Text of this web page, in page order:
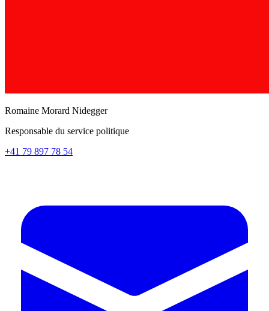
Romaine Morard Nidegger
Responsable du service politique
+41 79 897 78 54